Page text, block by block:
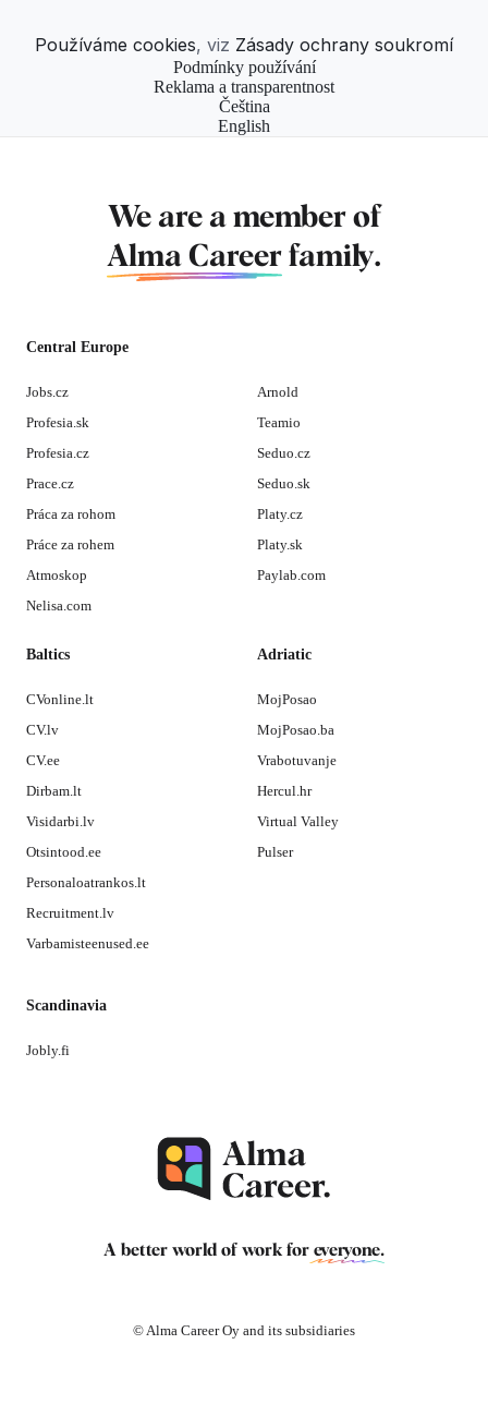
Používáme cookies, viz Zásady ochrany soukromí
Podmínky používání
Reklama a transparentnost
Čeština
English
We are a member of
Alma Career family.
Central Europe
Jobs.cz
Profesia.sk
Profesia.cz
Prace.cz
Práca za rohom
Práce za rohem
Atmoskop
Nelisa.com
Arnold
Teamio
Seduo.cz
Seduo.sk
Platy.cz
Platy.sk
Paylab.com
Baltics
CVonline.lt
CV.lv
CV.ee
Dirbam.lt
Visidarbi.lv
Otsintood.ee
Personaloatrankos.lt
Recruitment.lv
Varbamisteenused.ee
Adriatic
MojPosao
MojPosao.ba
Vrabotuvanje
Hercul.hr
Virtual Valley
Pulser
Scandinavia
Jobly.fi
A better world of work for everyone.
© Alma Career Oy and its subsidiaries